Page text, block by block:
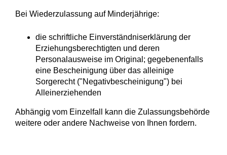
Bei Wiederzulassung auf Minderjährige:
die schriftliche Einverständniserklärung der
Erziehungsberechtigten und deren
Personalausweise im Original; gegebenenfalls
eine Bescheinigung über das alleinige
Sorgerecht ("Negativbescheinigung") bei
Alleinerziehenden
Abhängig vom Einzelfall kann die Zulassungsbehörde
weitere oder andere Nachweise von Ihnen fordern.